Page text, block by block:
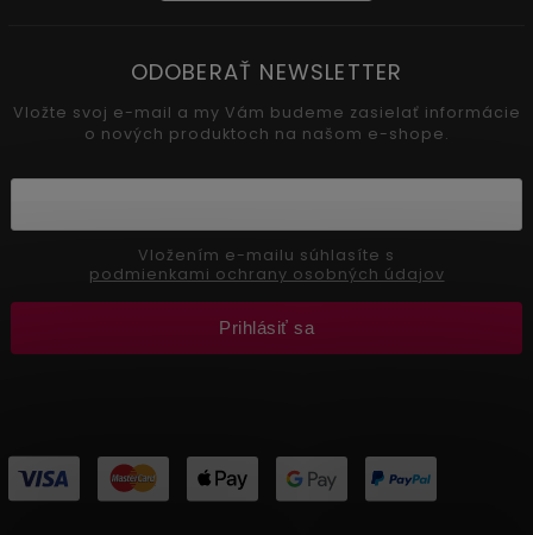
ODOBERAŤ NEWSLETTER
Vložte svoj e-mail a my Vám budeme zasielať informácie
o nových produktoch na našom e-shope.
podmienkami ochrany osobných údajov
Prihlásiť sa